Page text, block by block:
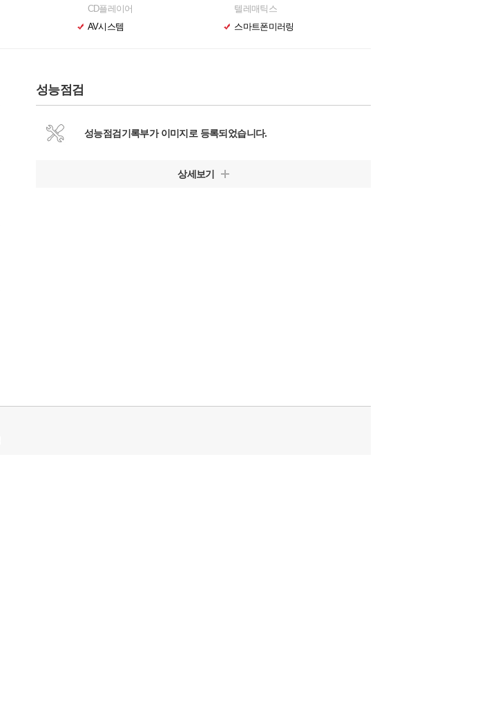
CD플레이어
AV시스템
텔레매틱스
스마트폰미러링
성능점검
성능점검기록부가 이미지로 등록되었습니다.
상세보기